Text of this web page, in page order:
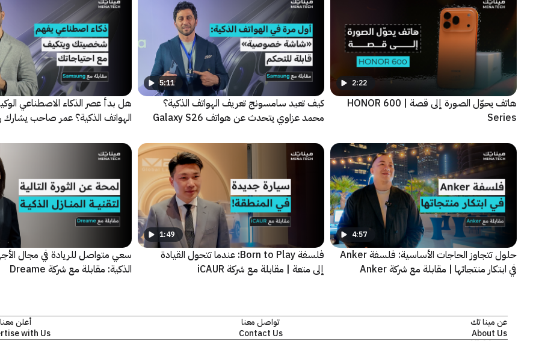
2:22
هاتف يحوّل الصورة إلى قصة | HONOR 600
Series
5:11
كيف تعيد سامسونج تعريف الهواتف الذكية؟
محمد عزاوي يتحدث عن هواتف Galaxy S26
هل بدأ عصر الذكاء الاصطناعي
الهواتف الذكية؟ عمر صاحب يشارك
4:57
حلول تتجاوز الحاجات الأساسية: فلسفة Anker
في ابتكار منتجاتها | مقابلة مع شركة Anker
1:49
فلسفة Born to Play: عندما تتحول القيادة
إلى متعة | مقابلة مع شركة iCAUR
سعي متواصل للريادة في مجال
الذكية: مقابلة مع شركة Dreame
عن مينا تك
About Us
تواصل معنا
Contact Us
أعلن معنا
with Us